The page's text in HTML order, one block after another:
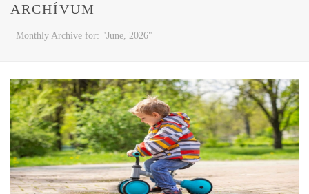
ARCHÍVUM
Monthly Archive for: "June, 2026"